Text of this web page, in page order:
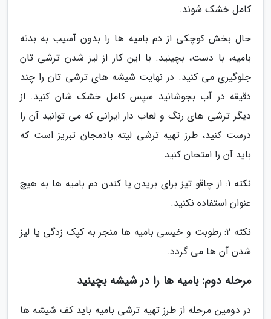
کامل خشک شوند.
حال بخش کوچکی از دم بامیه ها را بدون آسیب به بدنه
بامیه، با دست، بچینید. با این کار از لیز شدن ترشی تان
جلوگیری می کنید. در نهایت شیشه های ترشی تان را چند
دقیقه در آب بجوشانید سپس کامل خشک شان کنید. از
دیگر ترشی های رنگ و لعاب دار ایرانی که می توانید آن را
درست کنید، طرز تهیه ترشی لیته بادمجان تبریز است که
باید آن را امتحان کنید.
نکته 1: از چاقو تیز برای بریدن یا کندن دم بامیه ها به هیچ
عنوان استفاده نکنید.
نکته 2: رطوبت و خیسی بامیه ها منجر به کپک زدگی یا لیز
شدن آن ها می گردد.
مرحله دوم: بامیه ها را در شیشه بچینید
در دومین مرحله از طرز تهیه ترشی بامیه باید کف شیشه ها